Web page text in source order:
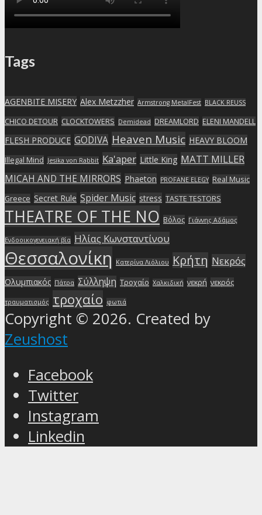
Tags
AGENBITE MISERY Alex Metzzher Armstrong MetalFest BLACK REUSS
CHICO DETOUR CLOCKTOWERS Demidead DREAMLORD ELENI MANDELL
FLESH PRODUCE GODIVA Heaven Music HEAVY BLOOM
Illegal Mind Jesika von Rabbit Ka'aper Little King MATT MILLER
MICAH AND THE MIRRORS Phaeton PROFANE ELEGY Real Music
Greece Secret Rule Spider Music stress TASTE TESTORS
THEATRE OF THE NO Βόλος Γιάννης Αδάμος
Ενδοοικογενειακή βία Ηλίας Κωνσταντίνου
Θεσσαλονίκη Κατερίνα Λιόλιου Κρήτη Νεκρός
Ολυμπιακός Πάτρα Σύλληψη Τροχαίο Χαλκιδική νεκρή νεκρός
τραυματισμός τροχαίο φωτιά
Copyright © 2026. Created by
Zeushost
Facebook
Twitter
Instagram
Linkedin